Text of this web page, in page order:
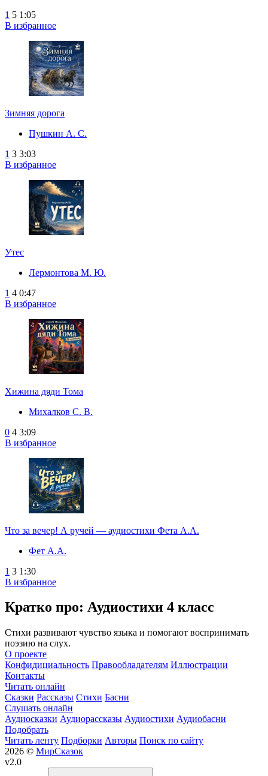
1 5 1:05
В избранное
Зимняя дорога
Пушкин А. С.
1 3 3:03
В избранное
Утес
Лермонтова М. Ю.
1 4 0:47
В избранное
Хижина дяди Тома
Михалков С. В.
0 4 3:09
В избранное
Что за вечер! А ручей — аудиостихи Фета А.А.
Фет А.А.
1 3 1:30
В избранное
Кратко про: Аудиостихи 4 класс
Стихи развивают чувство языка и помогают воспринимать
поэзию на слух.
О проекте
Конфидициальность Правообладателям Иллюстрации
Контакты
Читать онлайн
Сказки Рассказы Стихи Басни
Слушать онлайн
Аудиосказки Аудиорассказы Аудиостихи Аудиобасни
Подобрать
Читать ленту Подборки Авторы Поиск по сайту
2026 © МирСказок
v2.0